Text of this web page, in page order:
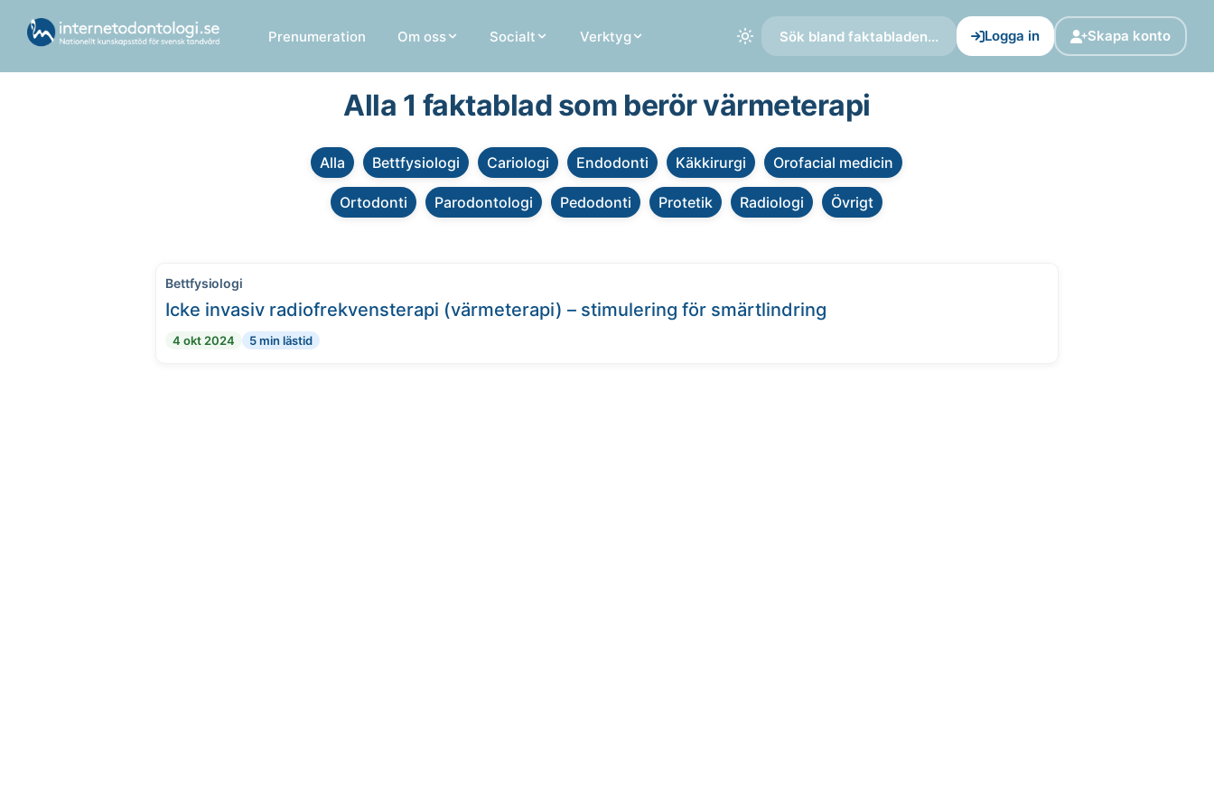
Prenumeration Om oss Socialt Verktyg Sök bland faktabladen... Logga in Skapa konto
Alla 1 faktablad som berör värmeterapi
Alla Bettfysiologi Cariologi Endodonti Käkkirurgi Orofacial medicin
Ortodonti Parodontologi Pedodonti Protetik Radiologi Övrigt
Bettfysiologi
Icke invasiv radiofrekvensterapi (värmeterapi) – stimulering för smärtlindring
4 okt 2024 5 min lästid